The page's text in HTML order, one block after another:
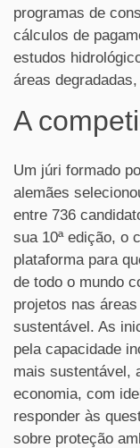
programas de
cálculos de
estudos
áreas
A
Um júri formado
alemães
entre 736
sua 10ª edição, o
plataforma para
de todo o mundo
projetos nas
sustentável. As
pela capacidade
mais sustentável,
economia, com
responder às
sobre proteção